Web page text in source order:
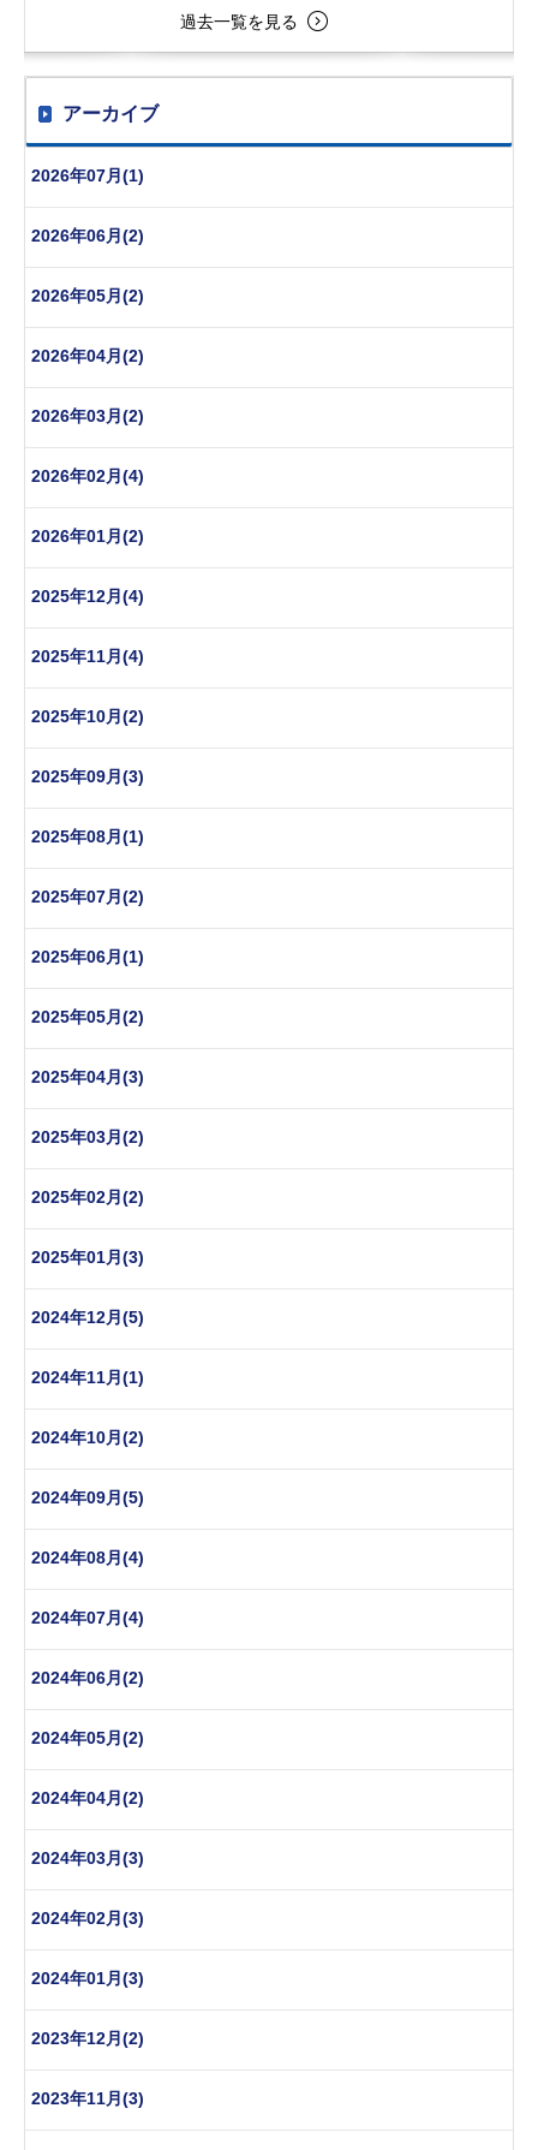
過去一覧を見る
アーカイブ
2026年07月(1)
2026年06月(2)
2026年05月(2)
2026年04月(2)
2026年03月(2)
2026年02月(4)
2026年01月(2)
2025年12月(4)
2025年11月(4)
2025年10月(2)
2025年09月(3)
2025年08月(1)
2025年07月(2)
2025年06月(1)
2025年05月(2)
2025年04月(3)
2025年03月(2)
2025年02月(2)
2025年01月(3)
2024年12月(5)
2024年11月(1)
2024年10月(2)
2024年09月(5)
2024年08月(4)
2024年07月(4)
2024年06月(2)
2024年05月(2)
2024年04月(2)
2024年03月(3)
2024年02月(3)
2024年01月(3)
2023年12月(2)
2023年11月(3)